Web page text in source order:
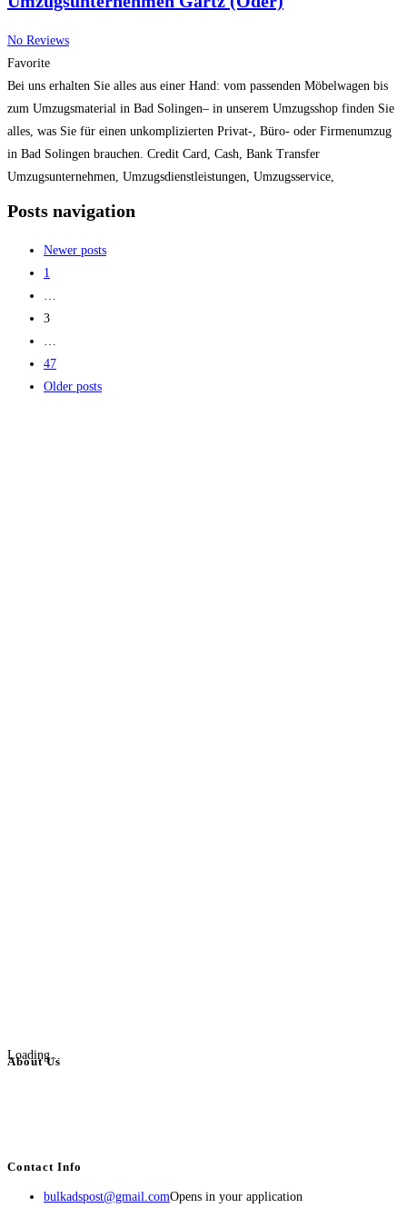
No Reviews
Favorite
Bei uns erhalten Sie alles aus einer Hand: vom passenden Möbelwagen bis
zum Umzugsmaterial in Bad Solingen– in unserem Umzugsshop finden Sie
alles, was Sie für einen unkomplizierten Privat-, Büro- oder Firmenumzug
in Bad Solingen brauchen. Credit Card, Cash, Bank Transfer
Umzugsunternehmen, Umzugsdienstleistungen, Umzugsservice,
Posts navigation
Newer posts
1
3
47
Older posts
Loading...
About Us
Contact Info
bulkadspost@gmail.comOpens in your application